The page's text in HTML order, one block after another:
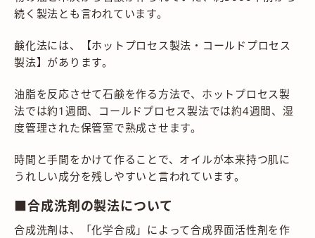
続く製法とも言われています。
鹸化法には、【ホットプロセス製法・コールドプロセス
製法】があります。
油脂を反応させて石鹸を作る方法で、ホットプロセス製
法では約1週間、コールドプロセス製法では約4週間、湿
度管理された保管室で熟成させます。
時間と手間をかけて作ることで、オイルが本来持つ肌に
うれしい成分を残しやすいと言われています。
■合成洗剤の製法について
合成洗剤は、「化学合成」によって合成界面活性剤を作